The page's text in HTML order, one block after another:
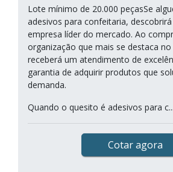
Lote mínimo de 20.000 peçasSe
adesivos para confeitaria,
empresa líder do mercado. Ao
organização que mais se destaca
receberá um atendimento de
garantia de adquirir produtos que
demanda.
Quando o quesito é adesivos para c...
Cotar agora